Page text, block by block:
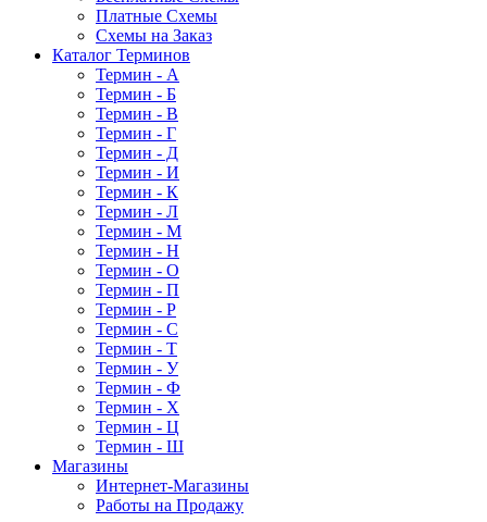
Платные Схемы
Схемы на Заказ
Каталог Терминов
Термин - А
Термин - Б
Термин - В
Термин - Г
Термин - Д
Термин - И
Термин - К
Термин - Л
Термин - М
Термин - Н
Термин - О
Термин - П
Термин - Р
Термин - С
Термин - Т
Термин - У
Термин - Ф
Термин - Х
Термин - Ц
Термин - Ш
Магазины
Интернет-Магазины
Работы на Продажу